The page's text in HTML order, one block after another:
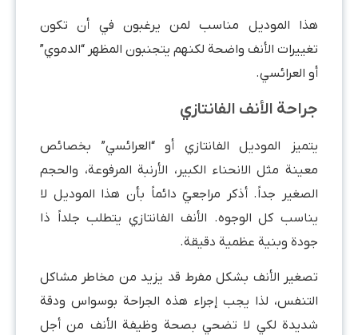
هذا الموديل مناسب لمن يرغبون في أن تكون
تغييرات الأنف واضحة لكنهم يتجنبون المظهر “الدموي”
أو العرائسي.
جراحة الأنف الفانتازي
يتميز الموديل الفانتازي أو “العرائسي” بخصائص
معينة مثل الانحناء الكبير، الأرنبة المرفوعة، والحجم
الصغير جداً. أذكر مراجعيّ دائماً بأن هذا الموديل لا
يناسب كل الوجوه. الأنف الفانتازي يتطلب جلداً ذا
جودة وبنية عظمية دقيقة.
تصغير الأنف بشكل مفرط قد يزيد من مخاطر مشاكل
التنفس، لذا يجب إجراء هذه الجراحة بوسواس ودقة
شديدة لكي لا تضحي بصحة وظيفة الأنف من أجل